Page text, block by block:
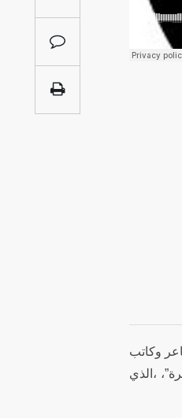
Turkey
Yemen
وكاتب
،الذي